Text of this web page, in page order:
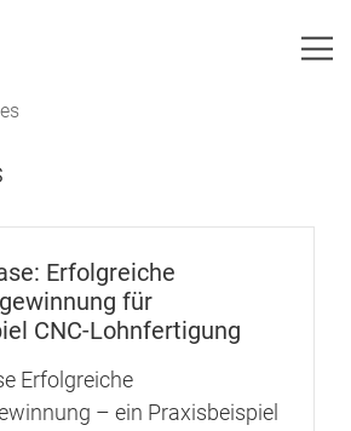
Erfolgreiche
für
CNC-Lohnfertigung
Erfolgreiche
– ein Praxisbeispiel